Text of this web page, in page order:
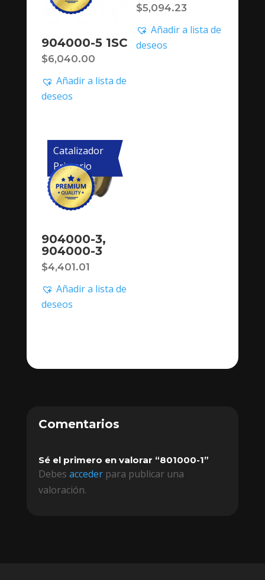
904000-5 1SC
$6,040.00
Añadir a lista de
deseos
$5,094.23
Añadir a lista de
deseos
Catalizador
Primario
904000-3,
904000-3
$4,401.01
Añadir a lista de
deseos
Comentarios
Sé el primero en valorar “801000-1”
Debes accederpara publicar una
valoración.